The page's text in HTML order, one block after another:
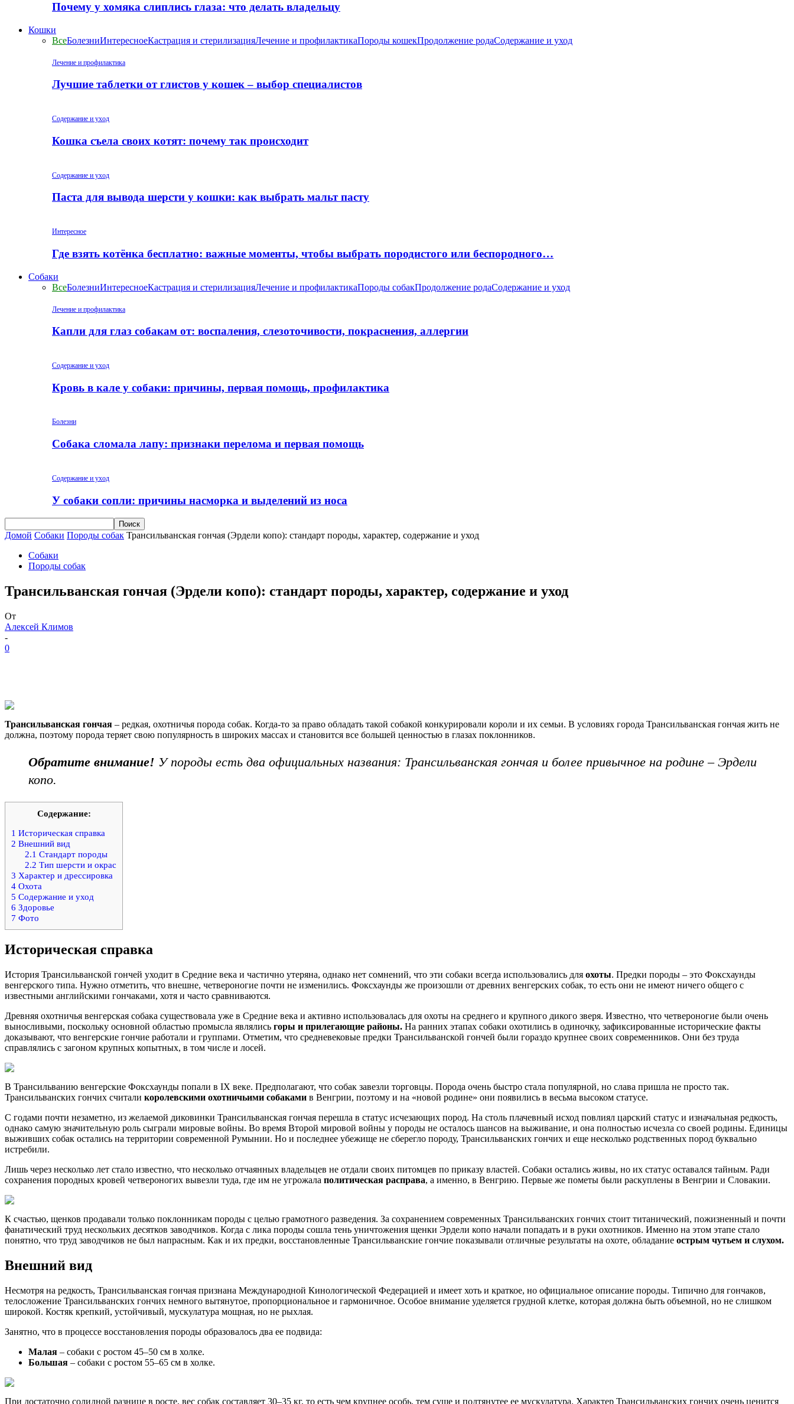
Почему у хомяка слиплись глаза: что делать владельцу
Кошки
ВсеБолезниИнтересноеКастрация и стерилизацияЛечение и профилактикаПороды кошекПродолжение родаСодержание и уход
Лечение и профилактика
Лучшие таблетки от глистов у кошек – выбор специалистов
Содержание и уход
Кошка съела своих котят: почему так происходит
Содержание и уход
Паста для вывода шерсти у кошки: как выбрать мальт пасту
Интересное
Где взять котёнка бесплатно: важные моменты, чтобы выбрать породистого или беспородного…
Собаки
ВсеБолезниИнтересноеКастрация и стерилизацияЛечение и профилактикаПороды собакПродолжение родаСодержание и уход
Лечение и профилактика
Капли для глаз собакам от: воспаления, слезоточивости, покраснения, аллергии
Содержание и уход
Кровь в кале у собаки: причины, первая помощь, профилактика
Болезни
Собака сломала лапу: признаки перелома и первая помощь
Содержание и уход
У собаки сопли: причины насморка и выделений из носа
Домой Собаки Породы собак Трансильванская гончая (Эрдели копо): стандарт породы, характер, содержание и уход
Собаки
Породы собак
Трансильванская гончая (Эрдели копо): стандарт породы, характер, содержание и уход
От
Алексей Климов
-
0
Трансильванская гончая – редкая, охотничья порода собак. Когда-то за право обладать такой собакой конкурировали короли и их семьи. В условиях города Трансильванская гончая жить не
должна, поэтому порода теряет свою популярность в широких массах и становится все большей ценностью в глазах поклонников.
Обратите внимание! У породы есть два официальных названия: Трансильванская гончая и более привычное на родине – Эрдели
копо.
Содержание:
1 Историческая справка
2 Внешний вид
2.1 Стандарт породы
2.2 Тип шерсти и окрас
3 Характер и дрессировка
4 Охота
5 Содержание и уход
6 Здоровье
7 Фото
Историческая справка
История Трансильванской гончей уходит в Средние века и частично утеряна, однако нет сомнений, что эти собаки всегда использовались для охоты. Предки породы – это Фоксхаунды
венгерского типа. Нужно отметить, что внешне, четвероногие почти не изменились. Фоксхаунды же произошли от древних венгерских собак, то есть они не имеют ничего общего с
известными английскими гончаками, хотя и часто сравниваются.
Древняя охотничья венгерская собака существовала уже в Средние века и активно использовалась для охоты на среднего и крупного дикого зверя. Известно, что четвероногие были очень
выносливыми, поскольку основной областью промысла являлись горы и прилегающие районы. На ранних этапах собаки охотились в одиночку, зафиксированные исторические факты
доказывают, что венгерские гончие работали и группами. Отметим, что средневековые предки Трансильванской гончей были гораздо крупнее своих современников. Они без труда
справлялись с загоном крупных копытных, в том числе и лосей.
В Трансильванию венгерские Фоксхаунды попали в IX веке. Предполагают, что собак завезли торговцы. Порода очень быстро стала популярной, но слава пришла не просто так.
Трансильванских гончих считали королевскими охотничьими собаками в Венгрии, поэтому и на «новой родине» они появились в весьма высоком статусе.
С годами почти незаметно, из желаемой диковинки Трансильванская гончая перешла в статус исчезающих пород. На столь плачевный исход повлиял царский статус и изначальная редкость,
однако самую значительную роль сыграли мировые войны. Во время Второй мировой войны у породы не осталось шансов на выживание, и она полностью исчезла со своей родины. Единицы
выживших собак остались на территории современной Румынии. Но и последнее убежище не сберегло породу, Трансильванских гончих и еще несколько родственных пород буквально
истребили.
Лишь через несколько лет стало известно, что несколько отчаянных владельцев не отдали своих питомцев по приказу властей. Собаки остались живы, но их статус оставался тайным. Ради
сохранения породных кровей четвероногих вывезли туда, где им не угрожала политическая расправа, а именно, в Венгрию. Первые же пометы были раскуплены в Венгрии и Словакии.
К счастью, щенков продавали только поклонникам породы с целью грамотного разведения. За сохранением современных Трансильванских гончих стоит титанический, пожизненный и почти
фанатический труд нескольких десятков заводчиков. Когда с лика породы сошла тень уничтожения щенки Эрдели копо начали попадать и в руки охотников. Именно на этом этапе стало
понятно, что труд заводчиков не был напрасным. Как и их предки, восстановленные Трансильванские гончие показывали отличные результаты на охоте, обладание острым чутьем и слухом.
Внешний вид
Несмотря на редкость, Трансильванская гончая признана Международной Кинологической Федерацией и имеет хоть и краткое, но официальное описание породы. Типично для гончаков,
телосложение Трансильванских гончих немного вытянутое, пропорциональное и гармоничное. Особое внимание уделяется грудной клетке, которая должна быть объемной, но не слишком
широкой. Костяк крепкий, устойчивый, мускулатура мощная, но не рыхлая.
Занятно, что в процессе восстановления породы образовалось два ее подвида:
Малая – собаки с ростом 45–50 см в холке.
Большая – собаки с ростом 55–65 см в холке.
При достаточно солидной разнице в росте, вес собак составляет 30–35 кг, то есть чем крупнее особь, тем суше и подтянутее ее мускулатура. Характер Трансильванских гончих очень ценится